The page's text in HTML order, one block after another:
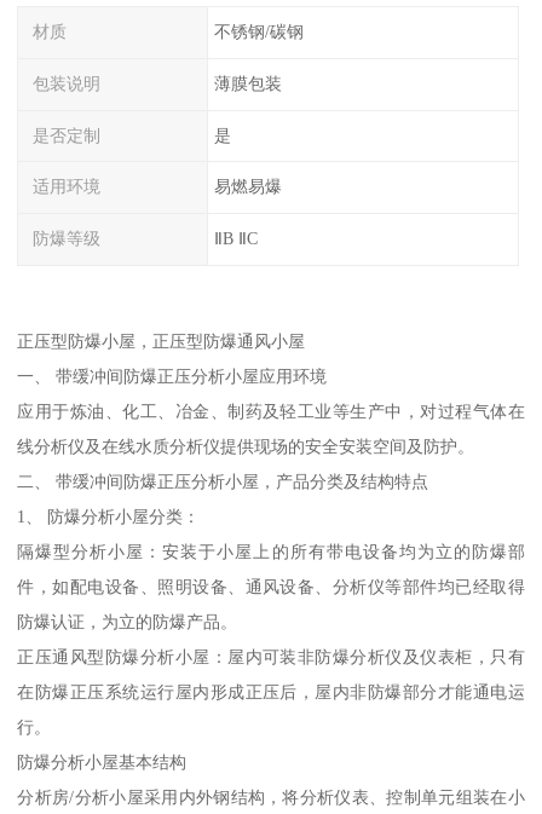
材质 不锈钢/碳钢
包装说明 薄膜包装
是否定制 是
适用环境 易燃易爆
防爆等级 ⅡB ⅡC
正压型防爆小屋，正压型防爆通风小屋
一、 带缓冲间防爆正压分析小屋应用环境
应用于炼油、化工、冶金、制药及轻工业等生产中，对过程气体在
线分析仪及在线水质分析仪提供现场的安全安装空间及防护。
二、 带缓冲间防爆正压分析小屋，产品分类及结构特点
1、 防爆分析小屋分类：
隔爆型分析小屋：安装于小屋上的所有带电设备均为立的防爆部
件，如配电设备、照明设备、通风设备、分析仪等部件均已经取得
防爆认证，为立的防爆产品。
正压通风型防爆分析小屋：屋内可装非防爆分析仪及仪表柜，只有
在防爆正压系统运行屋内形成正压后，屋内非防爆部分才能通电运
行。
防爆分析小屋基本结构
分析房/分析小屋采用内外钢结构，将分析仪表、控制单元组装在小